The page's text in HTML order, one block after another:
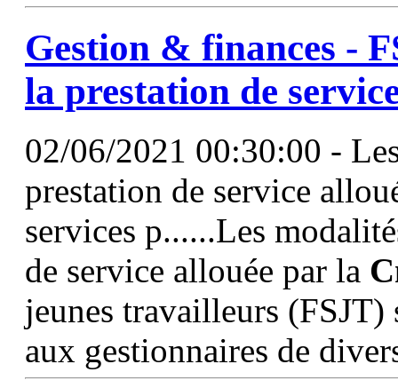
Gestion & finances -
la prestation de
02/06/2021 00:30:00 -
prestation de service
services p......Les
de service allouée par la
jeunes travailleurs (FSJT)
aux gestionnaires de